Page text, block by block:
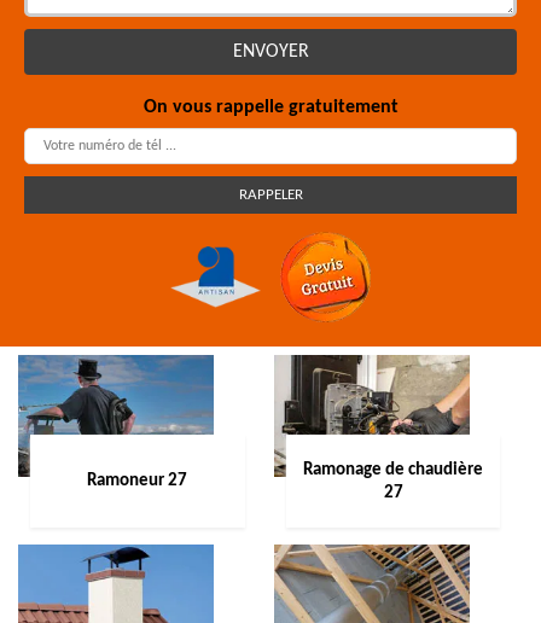
On vous rappelle gratuitement
Ramoneur 27
Ramonage de chaudière
27